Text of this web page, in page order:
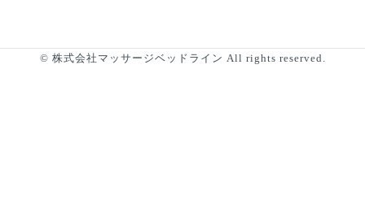
© 株式会社マッサージベッドライン All rights reserved.